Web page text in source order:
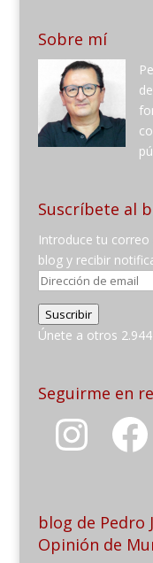
Sobre mí
Suscríbete al
Introduce tu
blog y recibir
Dirección
de
email
Suscribir
Únete a otros
Seguirme en
Instagram
blog de Pedro
Opinión de